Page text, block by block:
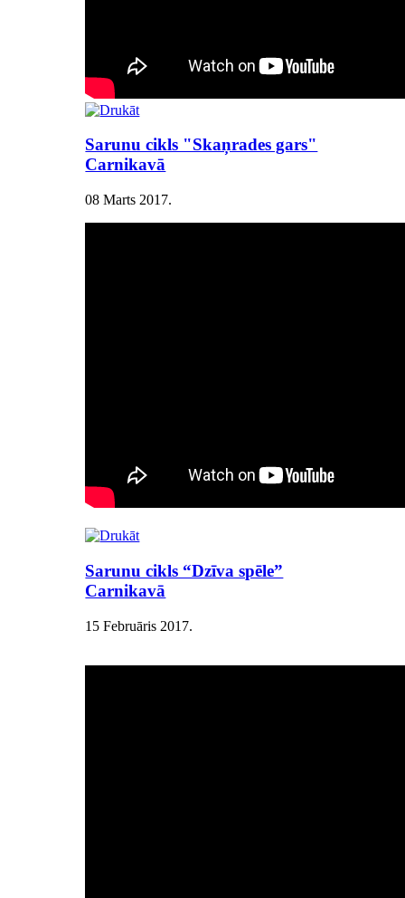
Sarunu cikls "Skaņrades gars"
Carnikavā
08 Marts 2017.
Sarunu cikls “Dzīva spēle”
Carnikavā
15 Februāris 2017.